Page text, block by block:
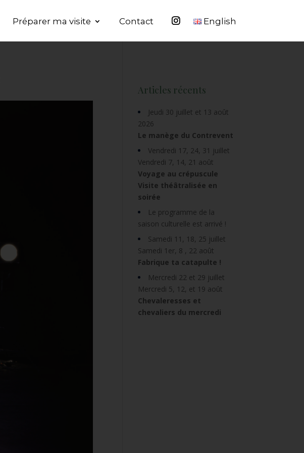
Préparer ma visite Contact English
Articles récents
Jeudi 30 juillet et 13 août
2026
Le manège du Contrevent
Vendredi 17, 24, 31 juillet
Vendredi 7, 14, 21 août
Voyage au crépuscule
Visite théâtralisée en
soirée
Le programme de la
saison culturelle est arrivé !
Samedi 11, 18, 25 juillet
Samedi 1er, 8 , 22 août
Fabrique ta catapulte !
Mercredi 22 et 29 juillet
Mercredi 5, 12, et 19 août
Chevaleresses et
chevaliers du mercredi